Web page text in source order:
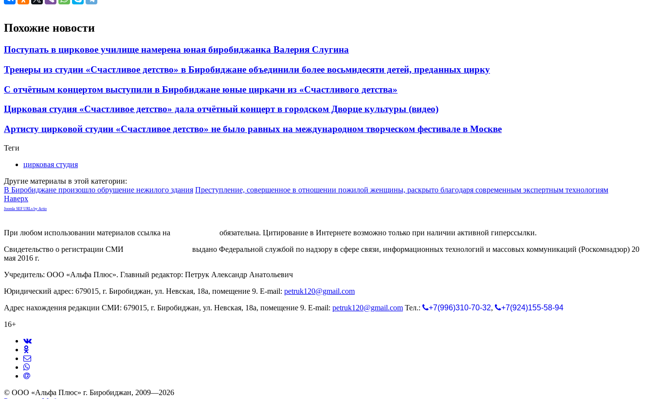
Похожие новости
Поступать в цирковое училище намерена юная биробиджанка Валерия Слугина
Тренеры из студии «Счастливое детство» в Биробиджане объединили более восьмидесяти детей, преданных цирку
С отчётным концертом выступили в Биробиджане юные циркачи из «Счастливого детства»
Цирковая студия «Счастливое детство» дала отчётный концерт в городском Дворце культуры (видео)
Артисту цирковой студии «Счастливое детство» не было равных на международном творческом фестивале в Москве
Теги
цирковая студия
Другие материалы в этой категории:
В Биробиджане произошло обрушение нежилого здания Преступление, совершенное в отношении пожилой женщины, раскрыто благодаря современным экспертным технологиям
Наверх
Joomla SEF URLs by Artio
При любом использовании материалов ссылка на
обязательна. Цитирование в Интернете возможно только при наличии активной гиперссылки.
Свидетельство о регистрации СМИ
выдано Федеральной службой по надзору в сфере связи, информационных технологий и массовых коммуникаций (Роскомнадзор) 20
мая 2016 г.
Учредитель: ООО «Альфа Плюс». Главный редактор: Петрук Александр Анатольевич
Юридический адрес: 679015, г. Биробиджан, ул. Невская, 18а, помещение 9. E-mail: petruk120@gmail.com
Адрес нахождения редакции СМИ: 679015, г. Биробиджан, ул. Невская, 18а, помещение 9. E-mail: petruk120@gmail.com Тел.: +7(996)310-70-32,
+7(924)155-58-94
16+
© ООО «Альфа Плюс» г. Биробиджан, 2009—2026